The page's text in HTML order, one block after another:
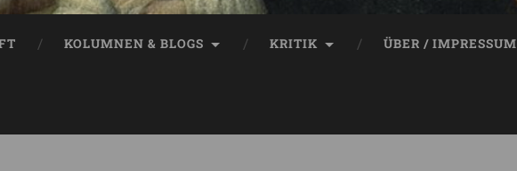
KOLUMNEN & BLOGS KRITIK ÜBER / IMPRESSUM